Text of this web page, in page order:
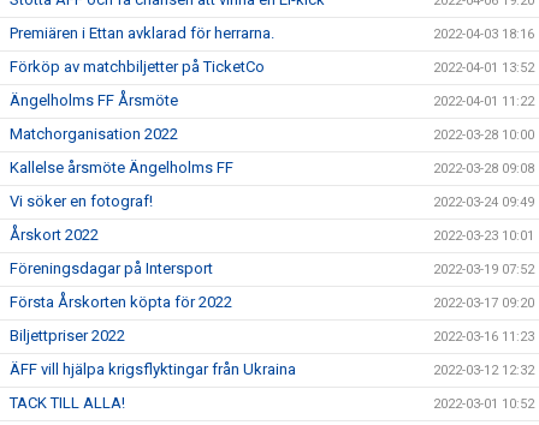
Premiären i Ettan avklarad för herrarna. 2022-04-03 18:16
Förköp av matchbiljetter på TicketCo 2022-04-01 13:52
Ängelholms FF Årsmöte 2022-04-01 11:22
Matchorganisation 2022 2022-03-28 10:00
Kallelse årsmöte Ängelholms FF 2022-03-28 09:08
Vi söker en fotograf! 2022-03-24 09:49
Årskort 2022 2022-03-23 10:01
Föreningsdagar på Intersport 2022-03-19 07:52
Första Årskorten köpta för 2022 2022-03-17 09:20
Biljettpriser 2022 2022-03-16 11:23
ÄFF vill hjälpa krigsflyktingar från Ukraina 2022-03-12 12:32
TACK TILL ALLA! 2022-03-01 10:52